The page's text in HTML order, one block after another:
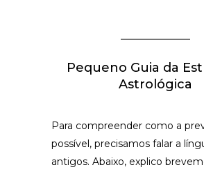
Pequeno Guia da
Astrológica
Para compreender como a
possível, precisamos falar a
antigos. Abaixo, explico